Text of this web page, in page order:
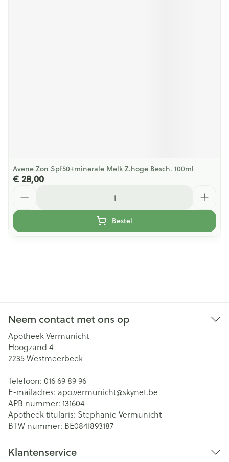
Avene Zon Spf50+minerale Melk Z.hoge Besch. 100ml
€ 28,00
Bestel
Neem contact met ons op
Apotheek Vermunicht
Hoogzand 4
2235Westmeerbeek
Telefoon: 016 69 89 96
E-mailadres: apo.vermunicht@skynet.be
APB nummer: 131604
Apotheek titularis: Stephanie Vermunicht
BTW nummer: BE0841893187
Klantenservice